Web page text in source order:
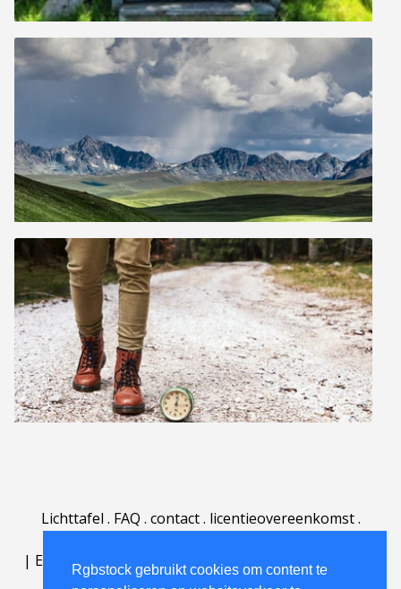
Rgbstock gebruikt cookies om content te
Lichttafel . FAQ . contact. licentieovereenkomst.
| English | Deutsch Español | Português
Nederlands|